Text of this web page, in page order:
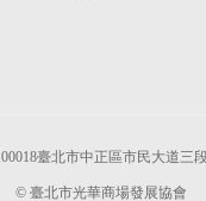
臺北市中正區市民大道三
© 臺北市光華商場發展協會